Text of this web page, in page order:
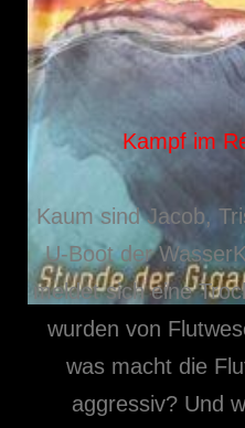
Kampf im
Kaum sind Jacob,
U-Boot der
meldet sich eine
wurden von
was macht die
aggressiv? Und